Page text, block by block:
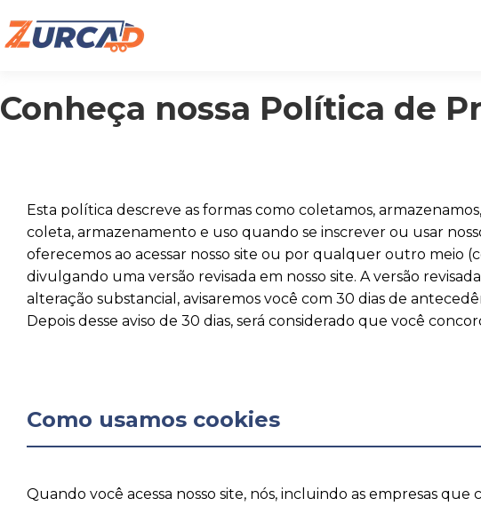
Conheça nossa Política de
Esta política descreve as formas como coletamos,
coleta, armazenamento e uso quando se inscrever ou usar
oferecemos ao acessar nosso site ou por qualquer outro meio
divulgando uma versão revisada em nosso site. A versão
alteração substancial, avisaremos você com 30 dias de
Depois desse aviso de 30 dias, será considerado que você
Como usamos cookies
Quando você acessa nosso site, nós, incluindo as empresas